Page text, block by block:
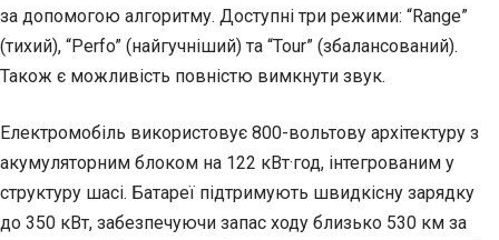
за допомогою алгоритму. Доступні три режими: “Range”
(тихий), “Perfo” (найгучніший) та “Tour” (збалансований).
Також є можливість повністю вимкнути звук.
Електромобіль використовує 800-вольтову архітектуру з
акумуляторним блоком на 122 кВт·год, інтегрованим у
структуру шасі. Батареї підтримують швидкісну зарядку
до 350 кВт, забезпечуючи запас ходу близько 530 км за